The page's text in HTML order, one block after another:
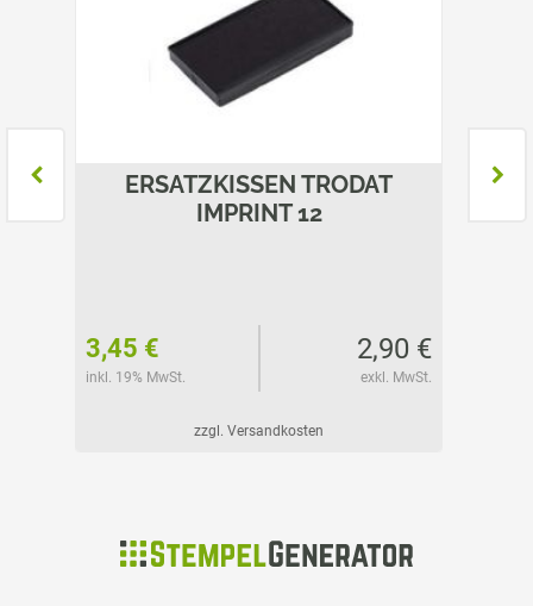
ERSATZKISSEN TRODAT
IMPRINT 12
3,45 €
inkl. 19% MwSt.
2,90 €
exkl. MwSt.
zzgl. Versandkosten